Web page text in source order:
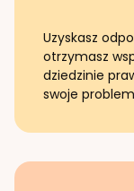
Uzyskasz
otrzymasz
dziedzinie
swoje